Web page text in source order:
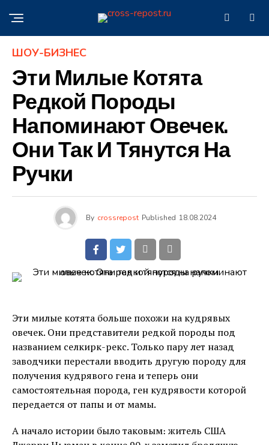
ШОУ-БИЗНЕС
Эти Милые Котята
Редкой Породы
Напоминают Овечек.
Они Так И Тянутся На
Ручки
By crossrepost Published 18.08.2024
Эти милые котята больше похожи на кудрявых
овечек. Они представители редкой породы под
названием селкирк-рекс. Только пару лет назад
заводчики перестали вводить другую породу для
получения кудрявого гена и теперь они
самостоятельная порода, ген кудрявости которой
передается от папы и от мамы.
А начало истории было таковым։ житель США